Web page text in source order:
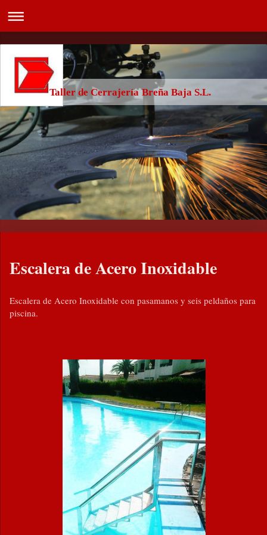
Taller de Cerrajería Breña Baja S.L.
Escalera de Acero Inoxidable
Escalera de Acero Inoxidable con pasamanos y seis peldaños para
piscina.